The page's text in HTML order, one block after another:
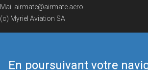
En poursuivant votre
Mail airmate@airmate.aero
(c) Myriel Aviation SA
© 2019 Airmate -Conditions d'utilisation-Vie privée